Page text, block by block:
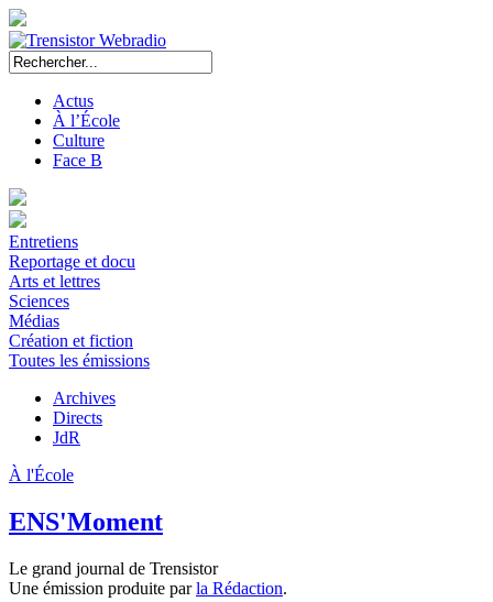
Actus
À l’École
Culture
Face B
Entretiens
Reportage et docu
Arts et lettres
Sciences
Médias
Création et fiction
Toutes les émissions
Archives
Directs
JdR
À l'École
ENS'Moment
Le grand journal de Trensistor
Une émission produite parla Rédaction.